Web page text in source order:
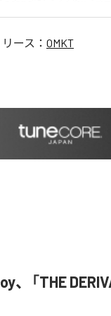
ース： OMKT
、「THE